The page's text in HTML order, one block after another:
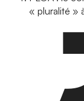
« pluralité »